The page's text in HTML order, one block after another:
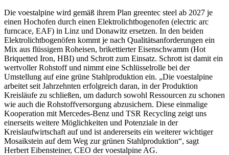
Die voestalpine wird gemäß ihrem Plan greentec steel ab 2027 je
einen Hochofen durch einen Elektrolichtbogenofen (electric arc
furncace, EAF) in Linz und Donawitz ersetzen. In den beiden
Elektrolichtbogenöfen kommt je nach Qualitätsanforderungen ein
Mix aus flüssigem Roheisen, brikettierter Eisenschwamm (Hot
Briquetted Iron, HBI) und Schrott zum Einsatz. Schrott ist damit ein
wertvoller Rohstoff und nimmt eine Schlüsselrolle bei der
Umstellung auf eine grüne Stahlproduktion ein. „Die voestalpine
arbeitet seit Jahrzehnten erfolgreich daran, in der Produktion
Kreisläufe zu schließen, um dadurch sowohl Ressourcen zu schonen
wie auch die Rohstoffversorgung abzusichern. Diese einmalige
Kooperation mit Mercedes-Benz und TSR Recycling zeigt uns
einerseits weitere Möglichkeiten und Potenziale in der
Kreislaufwirtschaft auf und ist andererseits ein weiterer wichtiger
Mosaikstein auf dem Weg zur grünen Stahlproduktion“, sagt
Herbert Eibensteiner, CEO der voestalpine AG.